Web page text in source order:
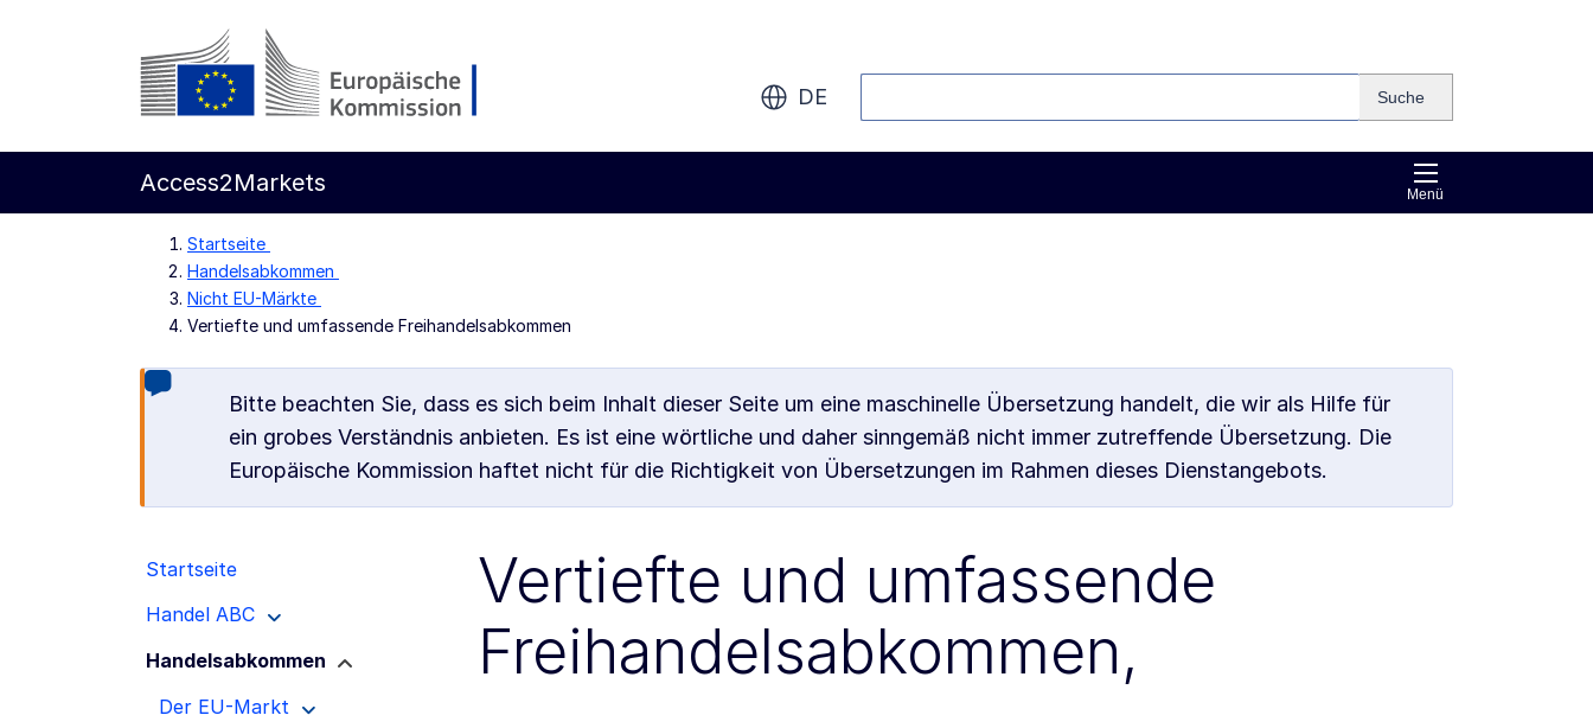
Weiter zum Hauptteil
DE Suche
Menü
Access2Markets
Startseite
Handelsabkommen
Nicht EU-Märkte
Vertiefte und umfassende Freihandelsabkommen
Bitte beachten Sie, dass es sich beim Inhalt dieser Seite um eine maschinelle Übersetzung handelt, die wir als Hilfe für
ein grobes Verständnis anbieten. Es ist eine wörtliche und daher sinngemäß nicht immer zutreffende Übersetzung. Die
Europäische Kommission haftet nicht für die Richtigkeit von Übersetzungen im Rahmen dieses Dienstangebots.
Startseite
Handel ABC
Handelsabkommen
Der EU-Markt
Vertiefte und umfassende
Freihandelsabkommen,